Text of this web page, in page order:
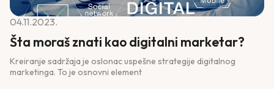
04.11.2023.
Šta moraš znati kao digitalni marketar?
Kreiranje sadržaja je oslonac uspešne strategije digitalnog
marketinga. To je osnovni element